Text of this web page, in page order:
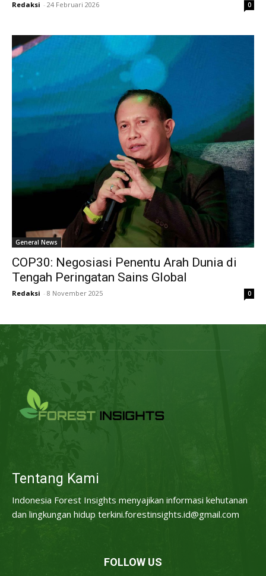
Redaksi - 24 Februari 2026 0
General News
COP30: Negosiasi Penentu Arah Dunia di
Tengah Peringatan Sains Global
Redaksi - 8 November 2025 0
Tentang Kami
Indonesia Forest Insights menyajikan informasi kehutanan
dan lingkungan hidup terkini.forestinsights.id@gmail.com
FOLLOW US